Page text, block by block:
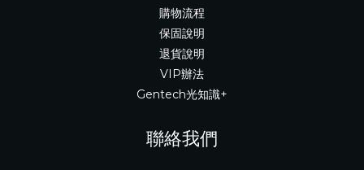
購物流程
保固說明
退貨說明
VIP辦法
Gentech光知識+
聯絡我們